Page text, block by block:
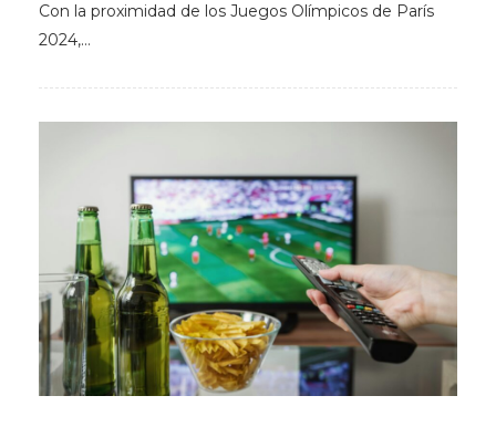
Con la proximidad de los Juegos Olímpicos de París
2024,…